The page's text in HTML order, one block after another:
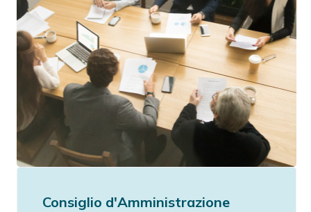
Consiglio d'Amministrazione